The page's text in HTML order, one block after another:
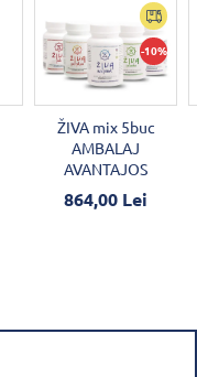
-10%
ŽIVA mix 5buc
AMBALAJ
AVANTAJOS
864,00 Lei